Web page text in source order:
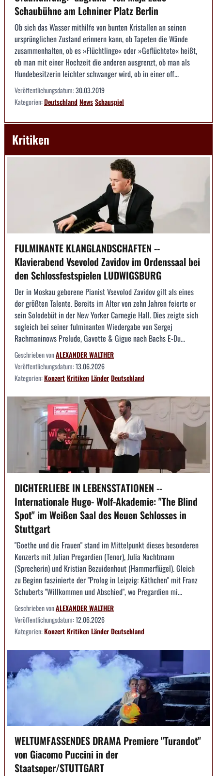
Schaubühne am Lehniner Platz Berlin
Ob sich das Wasser mithilfe von bunten Kristallen an seinen
ursprünglichen Zustand erinnern kann, ob Tapeten die Wände
zusammenhalten, ob es »Flüchtlinge« oder »Geflüchtete« heißt,
ob man mit einer Hochzeit die anderen ausgrenzt, ob man als
Hundebesitzerin leichter schwanger wird, ob in einer off...
Veröffentlichungsdatum:30.03.2019
Kategorien:DeutschlandNewsSchauspiel
Kritiken
FULMINANTE KLANGLANDSCHAFTEN --
Klavierabend Vsevolod Zavidov im Ordenssaal bei
den Schlossfestspielen LUDWIGSBURG
Der in Moskau geborene Pianist Vsevolod Zavidov gilt als eines
der größten Talente. Bereits im Alter von zehn Jahren feierte er
sein Solodebüt in der New Yorker Carnegie Hall. Dies zeigte sich
sogleich bei seiner fulminanten Wiedergabe von Sergej
Rachmaninows Prelude, Gavotte & Gigue nach Bachs E-Du...
Geschrieben vonALEXANDER WALTHER
Veröffentlichungsdatum:13.06.2026
Kategorien:KonzertKritikenLänderDeutschland
DICHTERLIEBE IN LEBENSSTATIONEN --
Internationale Hugo- Wolf-Akademie: "The Blind
Spot" im Weißen Saal des Neuen Schlosses in
Stuttgart
"Goethe und die Frauen" stand im Mittelpunkt dieses besonderen
Konzerts mit Julian Pregardien (Tenor), Julia Nachtmann
(Sprecherin) und Kristian Bezuidenhout (Hammerflügel). Gleich
zu Beginn faszinierte der "Prolog in Leipzig: Käthchen" mit Franz
Schuberts "Willkommen und Abschied", wo Pregardien mi...
Geschrieben vonALEXANDER WALTHER
Veröffentlichungsdatum:12.06.2026
Kategorien:KonzertKritikenLänderDeutschland
WELTUMFASSENDES DRAMA Premiere "Turandot"
von Giacomo Puccini in der
Staatsoper/STUTTGART